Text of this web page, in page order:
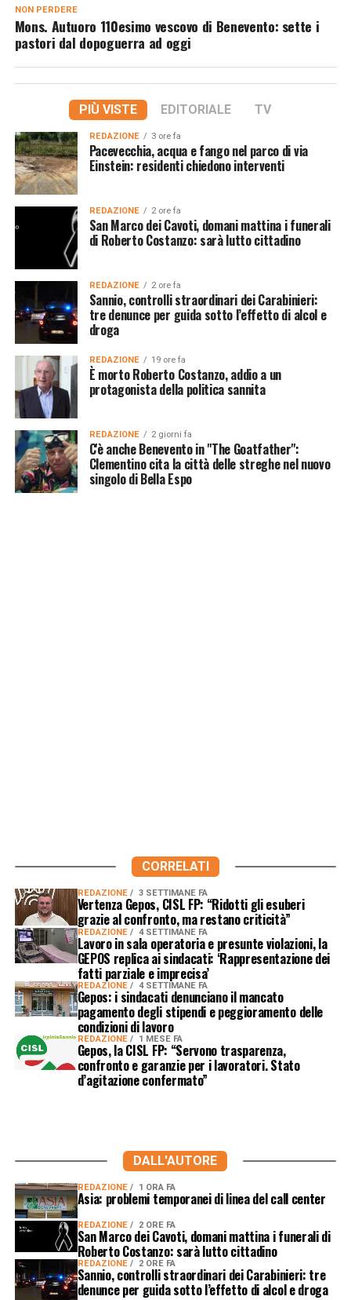
NON PERDERE
Mons. Autuoro 110esimo vescovo di Benevento: sette i
pastori dal dopoguerra ad oggi
PIÙ VISTE EDITORIALE TV
REDAZIONE 3 ore fa
Pacevecchia, acqua e fango nel parco di via
Einstein: residenti chiedono interventi
REDAZIONE 2 ore fa
San Marco dei Cavoti, domani mattina i funerali
di Roberto Costanzo: sarà lutto cittadino
REDAZIONE 2 ore fa
Sannio, controlli straordinari dei Carabinieri:
tre denunce per guida sotto l’effetto di alcol e
droga
REDAZIONE 19 ore fa
È morto Roberto Costanzo, addio a un
protagonista della politica sannita
REDAZIONE 2 giorni fa
C'è anche Benevento in "The Goatfather":
Clementino cita la città delle streghe nel nuovo
singolo di Bella Espo
CORRELATI
REDAZIONE 3 SETTIMANE FA
Vertenza Gepos, CISL FP: “Ridotti gli esuberi
grazie al confronto, ma restano criticità”
REDAZIONE 4 SETTIMANE FA
Lavoro in sala operatoria e presunte violazioni, la
GEPOS replica ai sindacati: ‘Rappresentazione dei
fatti parziale e imprecisa’
REDAZIONE 4 SETTIMANE FA
Gepos: i sindacati denunciano il mancato
pagamento degli stipendi e peggioramento delle
condizioni di lavoro
REDAZIONE 1 MESE FA
Gepos, la CISL FP: “Servono trasparenza,
confronto e garanzie per i lavoratori. Stato
d’agitazione confermato”
DALL'AUTORE
REDAZIONE 1 ORA FA
Asia: problemi temporanei di linea del call center
REDAZIONE 2 ORE FA
San Marco dei Cavoti, domani mattina i funerali di
Roberto Costanzo: sarà lutto cittadino
REDAZIONE 2 ORE FA
Sannio, controlli straordinari dei Carabinieri: tre
denunce per guida sotto l’effetto di alcol e droga